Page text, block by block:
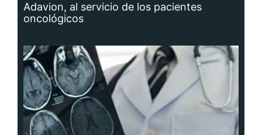
Adavion, al servicio de los pacientes
oncológicos